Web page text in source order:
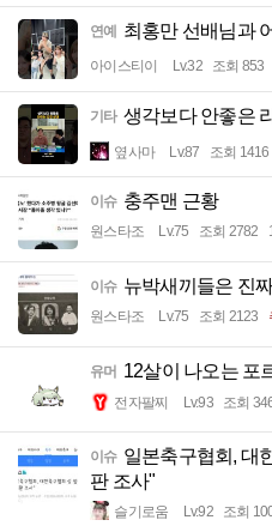
연예 최홍만 선배님과
아이스티이 Lv.32 조회 853
기타 생각보다 안좋은
옆사마 Lv.87 조회 1416
이슈 충주맨 근황
원스타조 Lv.75 조회 2782
이슈 뉴박새끼들은 진
원스타조 Lv.75 조회 2123
유머 12살이 나오는 포
전자팔찌 Lv.93 조회
이슈 일본축구협회, 대
판 조사"
슬기로움 Lv.92 조회